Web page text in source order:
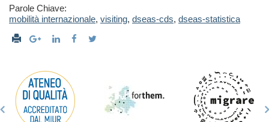
Parole Chiave:
mobilità internazionale, visiting, dseas-cds, dseas-statistica